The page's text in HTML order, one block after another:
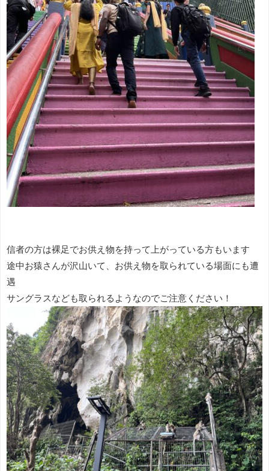
信者の方は裸足でお供え物を持って上がっている方もいます
途中お猿さんが沢山いて、お供え物を取られている場面にも遭
遇
サングラスなども取られるようなのでご注意ください！